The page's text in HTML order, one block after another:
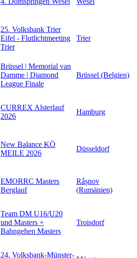
25. Volksbank Trier
Eifel - Flutlichtmeeting
Trier
Trier
Brüssel | Memorial van
Damme | Diamond
League Finale
Brüssel (Belgien)
CURREX Alsterlauf
2026
Hamburg
New Balance KÖ
MEILE 2026
Düsseldorf
EMORRC Masters
Berglauf
Râșnov
(Rumänien)
Team DM U16/U20
und Masters +
Bahngehen Masters
Troisdorf
24. Volksbank-Münster-